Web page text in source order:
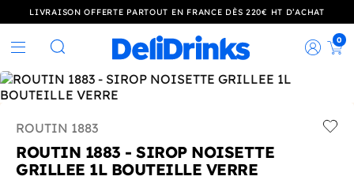
LIVRAISON OFFERTE PARTOUT EN FRANCE DÈS 220€ HT D’ACHAT
Rechercher
0
ROUTIN 1883
ROUTIN 1883 - SIROP NOISETTE
GRILLEE 1L BOUTEILLE VERRE